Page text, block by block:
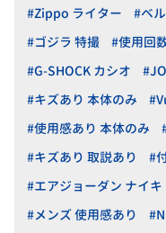
#Zippo ライター #ベ
#ゴジラ 特撮
#使用回
#G-SHOCK カシオ
#キズあり 本体のみ
#使用感あり 本体のみ
#キズあり 取説あり
#
#エアジョーダン ナイキ
#メンズ 使用感あり